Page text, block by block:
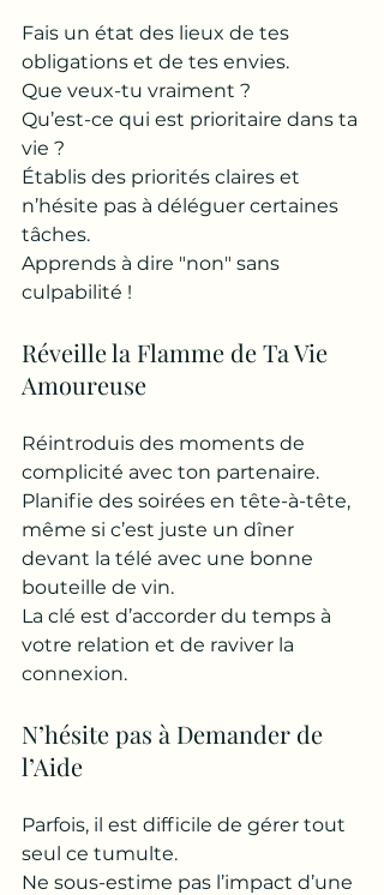
Fais un état des lieux de tes
obligations et de tes envies.
Que veux-tu vraiment ?
Qu’est-ce qui est prioritaire dans ta
vie ?
Établis des priorités claires et
n’hésite pas à déléguer certaines
tâches.
Apprends à dire "non" sans
culpabilité !
Réveille la Flamme de Ta Vie
Amoureuse
Réintroduis des moments de
complicité avec ton partenaire.
Planifie des soirées en tête-à-tête,
même si c’est juste un dîner
devant la télé avec une bonne
bouteille de vin.
La clé est d’accorder du temps à
votre relation et de raviver la
connexion.
N’hésite pas à Demander de
l’Aide
Parfois, il est difficile de gérer tout
seul ce tumulte.
Ne sous-estime pas l’impact d’une